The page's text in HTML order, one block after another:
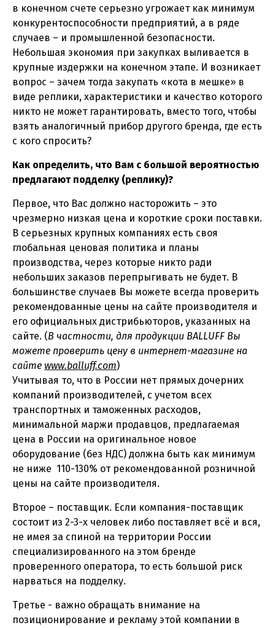
в конечном счете серьезно угрожает как минимум
конкурентоспособности предприятий, а в ряде
случаев – и промышленной безопасности.
Небольшая экономия при закупках выливается в
крупные издержки на конечном этапе. И возникает
вопрос – зачем тогда закупать «кота в мешке» в
виде реплики, характеристики и качество которого
никто не может гарантировать, вместо того, чтобы
взять аналогичный прибор другого бренда, где есть
с кого спросить?
Как определить, что Вам с большой вероятностью
предлагают подделку (реплику)?
Первое, что Вас должно насторожить – это
чрезмерно низкая цена и короткие сроки поставки.
В серьезных крупных компаниях есть своя
глобальная ценовая политика и планы
производства, через которые никто ради
небольших заказов перепрыгивать не будет. В
большинстве случаев Вы можете всегда проверить
рекомендованные цены на сайте производителя и
его официальных дистрибьюторов, указанных на
сайте. (В частности, для продукции BALLUFF Вы
можете проверить цену в интернет-магазине на
сайте www.balluff.com)
Учитывая то, что в России нет прямых дочерних
компаний производителей, с учетом всех
транспортных и таможенных расходов,
минимальной маржи продавцов, предлагаемая
цена в России на оригинальное новое
оборудование (без НДС) должна быть как минимум
не ниже 110-130% от рекомендованной розничной
цены на сайте производителя.
Второе – поставщик. Если компания-поставщик
состоит из 2-3-х человек либо поставляет всё и вся,
не имея за спиной на территории России
специализированного на этом бренде
проверенного оператора, то есть большой риск
нарваться на подделку.
Третье - важно обращать внимание на
позиционирование и рекламу этой компании в